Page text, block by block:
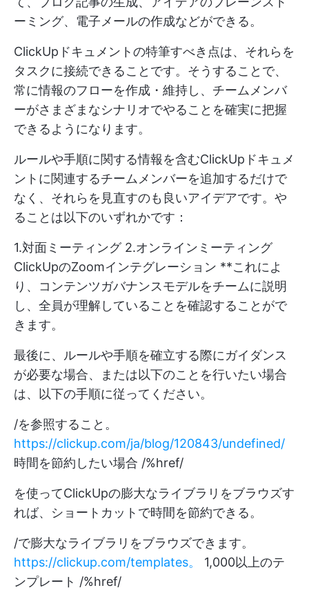
ーミング、電子メールの作成などができる。
ClickUpドキュメントの特筆すべき点は、それらを
タスクに接続できることです。そうすることで、
常に情報のフローを作成・維持し、チームメンバ
ーがさまざまなシナリオでやることを確実に把握
できるようになります。
ルールや手順に関する情報を含むClickUpドキュメ
ントに関連するチームメンバーを追加するだけで
なく、それらを見直すのも良いアイデアです。や
ることは以下のいずれかです：
1.対面ミーティング 2.オンラインミーティング
ClickUpのZoomインテグレーション **これによ
り、コンテンツガバナンスモデルをチームに説明
し、全員が理解していることを確認することがで
きます。
最後に、ルールや手順を確立する際にガイダンス
が必要な場合、または以下のことを行いたい場合
は、以下の手順に従ってください。
/を参照すること。
https://clickup.com/ja/blog/120843/undefined/
時間を節約したい場合 /%href/
を使ってClickUpの膨大なライブラリをブラウズす
れば、ショートカットで時間を節約できる。
/で膨大なライブラリをブラウズできます。
https://clickup.com/templates。
1,000以上のテ
ンプレート /%href/